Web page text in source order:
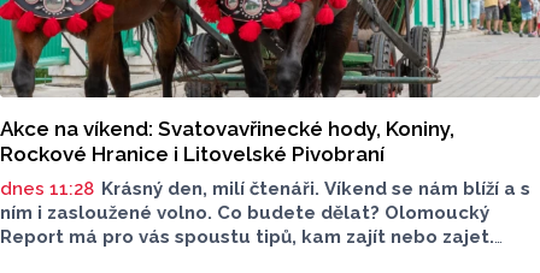
Akce na víkend: Svatovavřinecké hody, Koniny,
Rockové Hranice i Litovelské Pivobraní
dnes 11:28 Krásný den, milí čtenáři. Víkend se nám blíží a s
ním i zasloužené volno. Co budete dělat? Olomoucký
Report má pro vás spoustu tipů, kam zajít nebo zajet.